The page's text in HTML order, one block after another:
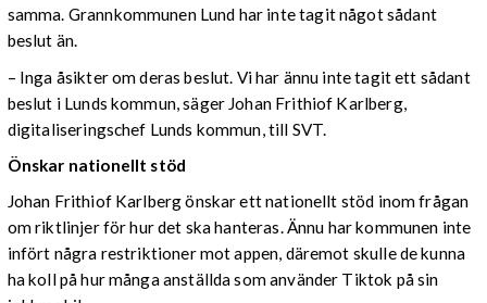
samma. Grannkommunen Lund har inte tagit något sådant
beslut än.
– Inga åsikter om deras beslut. Vi har ännu inte tagit ett sådant
beslut i Lunds kommun, säger Johan Frithiof Karlberg,
digitaliseringschef Lunds kommun, till SVT.
Önskar nationellt stöd
Johan Frithiof Karlberg önskar ett nationellt stöd inom frågan
om riktlinjer för hur det ska hanteras. Ännu har kommunen inte
infört några restriktioner mot appen, däremot skulle de kunna
ha koll på hur många anställda som använder Tiktok på sin